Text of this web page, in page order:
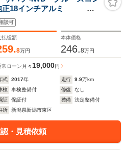
正18インチアルミ パ
キーレスキー オ
談可
払総額
8万円
本体価格
246.8万円
常ローン 月々 19,000円
式 2017年 走行 9.9万km
検
車検整備付 修復
なし
証
保証付 整備
法定整備付
所
新潟県新潟市東区
・見積依頼